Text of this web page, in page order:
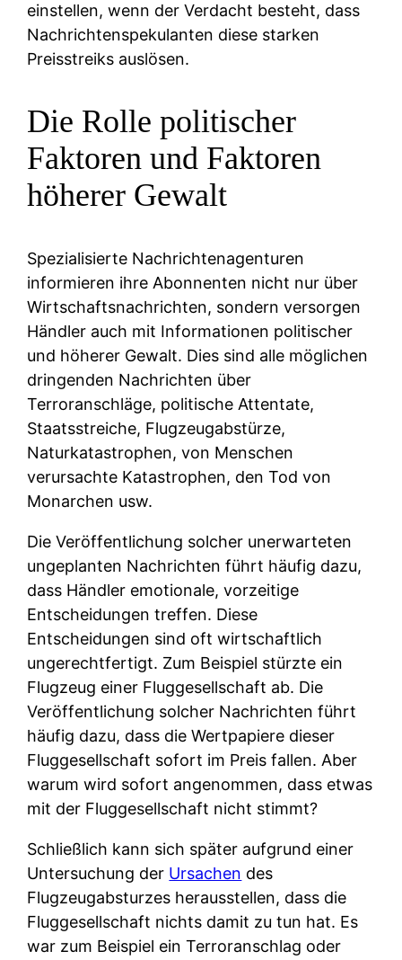
einstellen, wenn der Verdacht besteht, dass
Nachrichtenspekulanten diese starken
Preisstreiks auslösen.
Die Rolle politischer
Faktoren und Faktoren
höherer Gewalt
Spezialisierte Nachrichtenagenturen
informieren ihre Abonnenten nicht nur über
Wirtschaftsnachrichten, sondern versorgen
Händler auch mit Informationen politischer
und höherer Gewalt. Dies sind alle möglichen
dringenden Nachrichten über
Terroranschläge, politische Attentate,
Staatsstreiche, Flugzeugabstürze,
Naturkatastrophen, von Menschen
verursachte Katastrophen, den Tod von
Monarchen usw.
Die Veröffentlichung solcher unerwarteten
ungeplanten Nachrichten führt häufig dazu,
dass Händler emotionale, vorzeitige
Entscheidungen treffen. Diese
Entscheidungen sind oft wirtschaftlich
ungerechtfertigt. Zum Beispiel stürzte ein
Flugzeug einer Fluggesellschaft ab. Die
Veröffentlichung solcher Nachrichten führt
häufig dazu, dass die Wertpapiere dieser
Fluggesellschaft sofort im Preis fallen. Aber
warum wird sofort angenommen, dass etwas
mit der Fluggesellschaft nicht stimmt?
Schließlich kann sich später aufgrund einer
Untersuchung der Ursachen des
Flugzeugabsturzes herausstellen, dass die
Fluggesellschaft nichts damit zu tun hat. Es
war zum Beispiel ein Terroranschlag oder